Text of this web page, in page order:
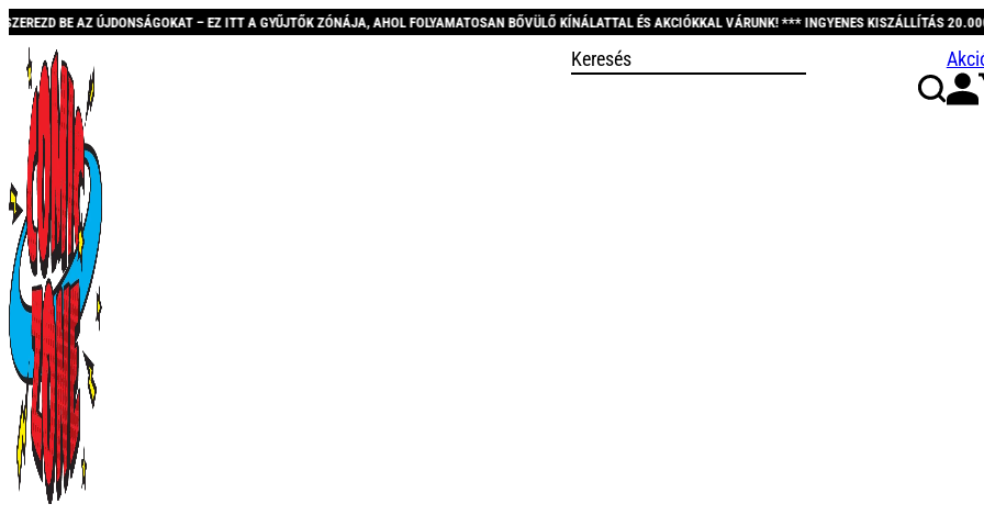
– EZ ITT A GYŰJTŐK ZÓNÁJA, AHOL FOLYAMATOSAN BŐVÜLŐ KÍNÁLATTAL ÉS AKCIÓKKAL VÁRUNK! *** INGYENES KISZÁLLÍTÁS 20.000 FT FELETT! ***